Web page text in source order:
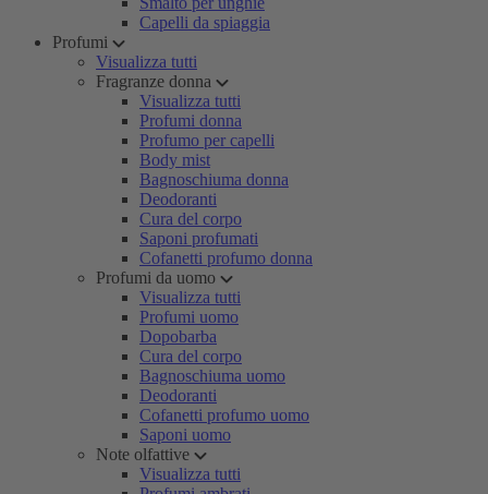
Capelli da spiaggia
Profumi
Visualizza tutti
Fragranze donna
Visualizza tutti
Profumi donna
Profumo per capelli
Body mist
Bagnoschiuma donna
Deodoranti
Cura del corpo
Saponi profumati
Cofanetti profumo donna
Profumi da uomo
Visualizza tutti
Profumi uomo
Dopobarba
Cura del corpo
Bagnoschiuma uomo
Deodoranti
Cofanetti profumo uomo
Saponi uomo
Note olfattive
Visualizza tutti